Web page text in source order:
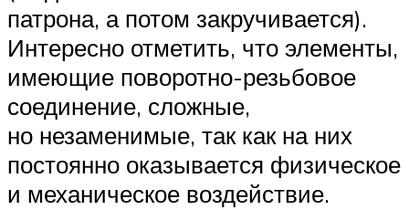
патрона, а потом закручивается).
Интересно отметить, что элементы,
имеющие поворотно-резьбовое
соединение, сложные,
но незаменимые, так как на них
постоянно оказывается физическое
и механическое воздействие.